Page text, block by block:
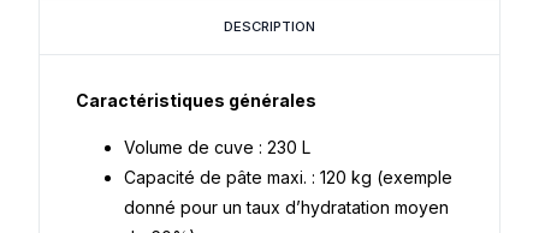
DESCRIPTION
Caractéristiques générales
Volume de cuve : 230 L
Capacité de pâte maxi. : 120 kg (exemple
donné pour un taux d’hydratation moyen